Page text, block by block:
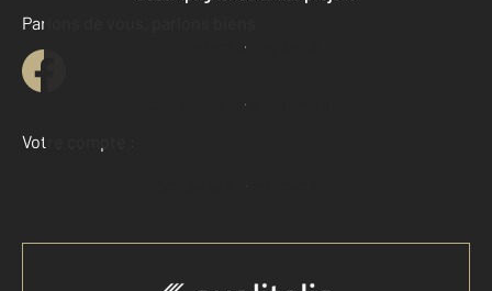
Contacter l'agence
Demander une estimation
Parlons de vous, parlons biens
Votre compte :
Accéder à mon compte